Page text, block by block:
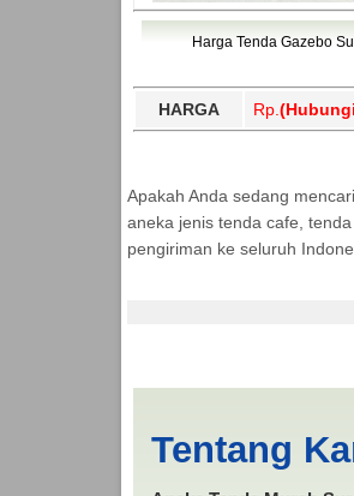
Harga Tenda Gazebo
HARGA Rp.
Apakah Anda sedang
aneka jenis tenda cafe,
pengiriman ke seluruh
Tentang